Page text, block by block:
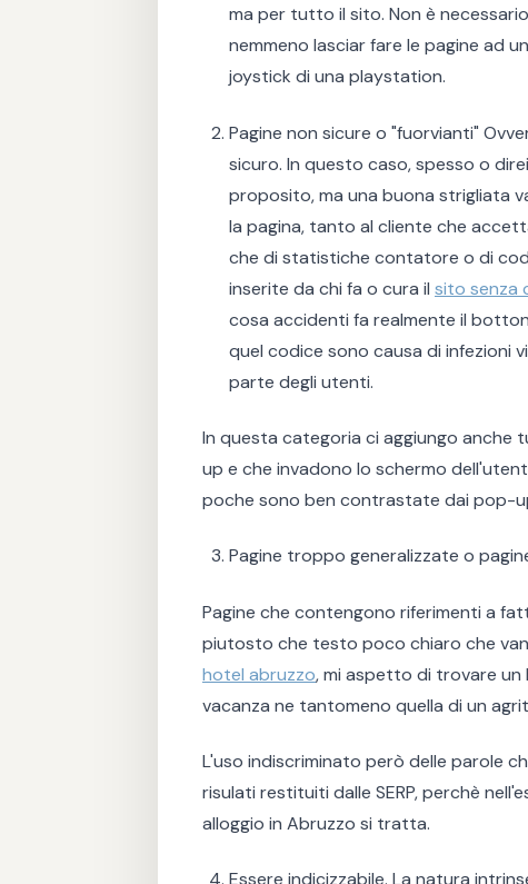
ma per tutto il sito. Non è
nemmeno lasciar fare le pagine ad
joystick di una playstation.
Pagine non sicure o "fuorvianti"
sicuro. In questo caso, spesso o
proposito, ma una buona strigliata
la pagina, tanto al cliente che
che di statistiche contatore o di
inserite da chi fa o cura il sito senza
cosa accidenti fa realmente il
quel codice sono causa di infezioni
parte degli utenti.
In questa categoria ci aggiungo
up e che invadono lo schermo
poche sono ben contrastate dai pop-
Pagine troppo generalizzate o
Pagine che contengono riferimenti a
piutosto che testo poco chiaro che
hotel abruzzo, mi aspetto di trovare un
vacanza ne tantomeno quella di un
L'uso indiscriminato però delle parole
risulati restituiti dalle SERP, perchè
alloggio in Abruzzo si tratta.